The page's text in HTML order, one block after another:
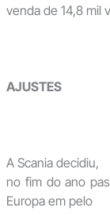
venda de 14,8 mil
AJUSTES
A Scania decidiu,
no fim do ano
Europa em pelo